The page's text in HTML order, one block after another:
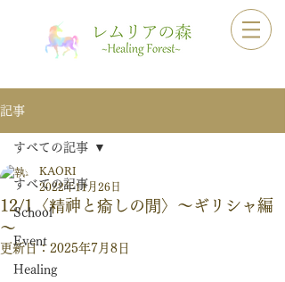
記事
すべての記事
School
Event
Healing
すべての記事
12/1〈精神と瘉しの閒〉～ギリシャ編
～
KAORI
2022年11月26日
更新日： 2025年7月8日